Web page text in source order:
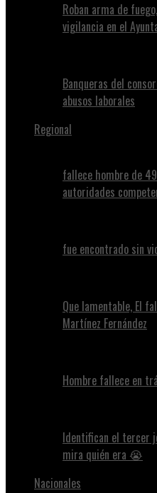
Roban arma de
vigilancia en el
Banqueras del
abusos laborales
Regional
fallece hombre de
autoridades
fue encontrado sin
Que lamentable, El
Martínez Fernández
Hombre fallece en
Identifican el tercer
mira quién era 😭
Nacionales